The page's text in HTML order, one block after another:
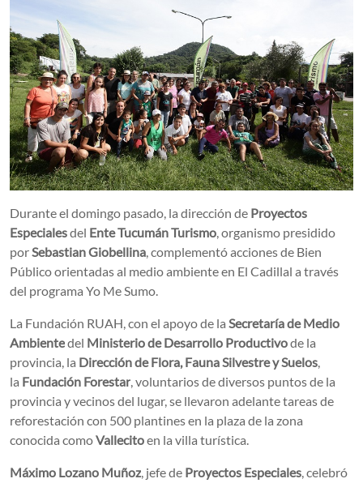
Durante el domingo pasado, la dirección de Proyectos
Especialesdel Ente Tucumán Turismo, organismo presidido
porSebastian Giobellina, complementó acciones de Bien
Público orientadas al medio ambiente en El Cadillal a través
del programa Yo Me Sumo.
La Fundación RUAH, con el apoyo de la Secretaría de Medio
Ambientedel Ministerio de Desarrollo Productivode la
provincia, la Dirección de Flora, Fauna Silvestre y Suelos,
la Fundación Forestar, voluntarios de diversos puntos de la
provincia y vecinos del lugar, se llevaron adelante tareas de
reforestación con 500 plantines en la plaza de la zona
conocida comoVallecitoen la villa turística.
Máximo Lozano Muñoz, jefe de Proyectos Especiales, celebró